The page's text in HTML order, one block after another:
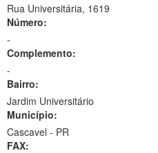
Rua Universitária, 1619
Número:
-
Complemento:
-
Bairro:
Jardim Universitário
Município:
Cascavel - PR
FAX: